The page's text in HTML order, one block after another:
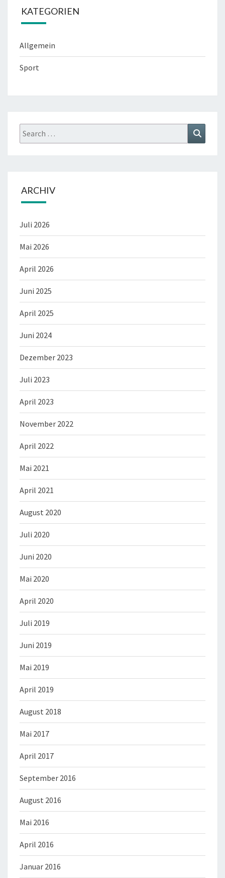
KATEGORIEN
Allgemein
Sport
Search
for:
ARCHIV
Juli 2026
Mai 2026
April 2026
Juni 2025
April 2025
Juni 2024
Dezember 2023
Juli 2023
April 2023
November 2022
April 2022
Mai 2021
April 2021
August 2020
Juli 2020
Juni 2020
Mai 2020
April 2020
Juli 2019
Juni 2019
Mai 2019
April 2019
August 2018
Mai 2017
April 2017
September 2016
August 2016
Mai 2016
April 2016
Januar 2016